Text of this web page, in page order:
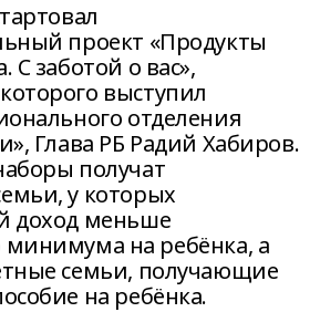
проект «Продукты
С заботой о вас»,
выступил
отделения
Глава РБ Радий Хабиров.
получат
у которых
доход меньше
на ребёнка, а
семьи, получающие
на ребёнка.